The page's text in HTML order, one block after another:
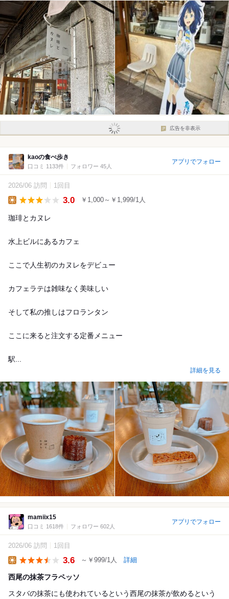
広告を非表示
kaoの食べ歩き
口コミ 1133件 フォロワー 45人
アプリでフォロー
2026/06 訪問 1回目
3.0 ￥1,000～￥1,999/1人
珈琲とカヌレ
水上ビルにあるカフェ
ここで人生初のカヌレをデビュー
カフェラテは雑味なく美味しい
そして私の推しはフロランタン
ここに来ると注文する定番メニュー
駅...
詳細を見る
mamiix15
口コミ 1618件 フォロワー 602人
アプリでフォロー
2026/06 訪問 1回目
3.6 ～￥999/1人 詳細
西尾の抹茶フラペッソ
スタバの抹茶にも使われているという西尾の抹茶が飲めるという